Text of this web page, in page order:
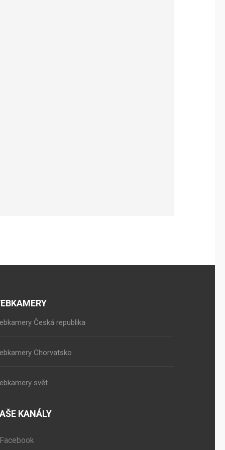
Česká republika
Chorvatsko
svět
KANÁLY
Facebook